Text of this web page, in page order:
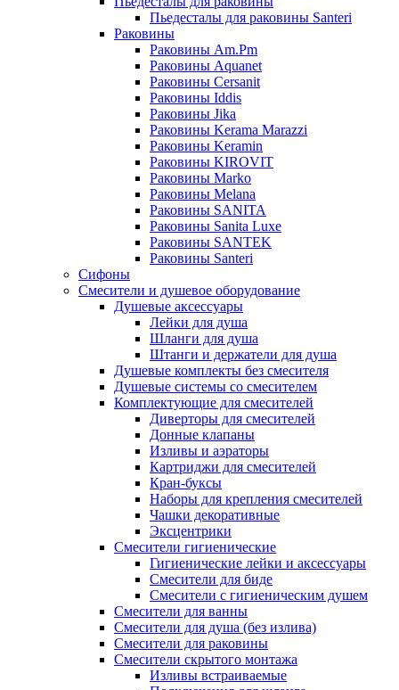
Пьедесталы для раковины Santeri
Раковины
Раковины Am.Pm
Раковины Aquanet
Раковины Cersanit
Раковины Iddis
Раковины Jika
Раковины Kerama Marazzi
Раковины Keramin
Раковины KIROVIT
Раковины Marko
Раковины Melana
Раковины SANITA
Раковины Sanita Luxe
Раковины SANTEK
Раковины Santeri
Сифоны
Смесители и душевое оборудование
Душевые аксессуары
Лейки для душа
Шланги для душа
Штанги и держатели для душа
Душевые комплекты без смесителя
Душевые системы со смесителем
Комплектующие для смесителей
Диверторы для смесителей
Донные клапаны
Изливы и аэраторы
Картриджи для смесителей
Кран-буксы
Наборы для крепления смесителей
Чашки декоративные
Эксцентрики
Смесители гигиенические
Гигиенические лейки и аксессуары
Смесители для биде
Смесители с гигиеническим душем
Смесители для ванны
Смесители для душа (без излива)
Смесители для раковины
Смесители скрытого монтажа
Изливы встраиваемые